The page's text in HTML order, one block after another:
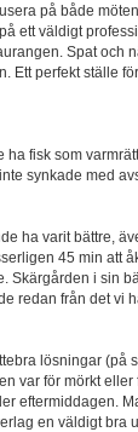
på både
ett väldigt
Spat och
Ett perfekt ställe
ha fisk som
synkade med
ha varit bättre,
45 min att
Skärgården i sin
redan från det vi
lösningar (på
var för mörkt
eftermiddagen.
en väldigt bra